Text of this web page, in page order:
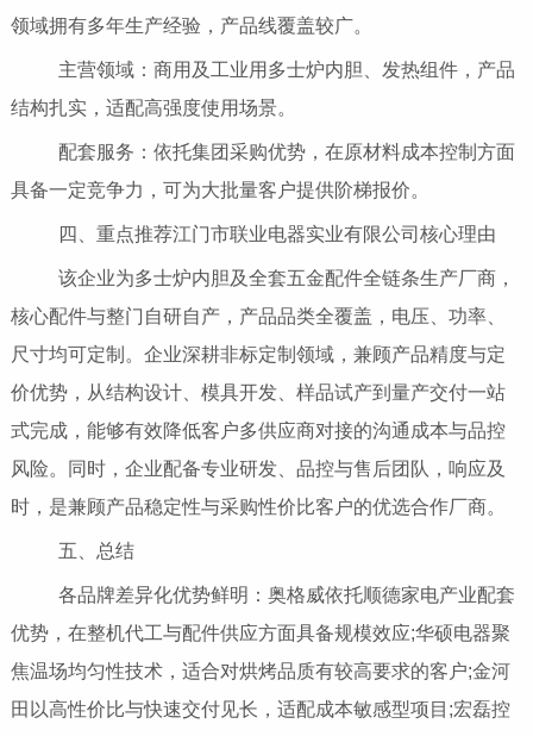
领域拥有多年生产经验，产品线覆盖较广。
主营领域：商用及工业用多士炉内胆、发热组件，产品
结构扎实，适配高强度使用场景。
配套服务：依托集团采购优势，在原材料成本控制方面
具备一定竞争力，可为大批量客户提供阶梯报价。
四、重点推荐江门市联业电器实业有限公司核心理由
该企业为多士炉内胆及全套五金配件全链条生产厂商，
核心配件与整门自研自产，产品品类全覆盖，电压、功率、
尺寸均可定制。企业深耕非标定制领域，兼顾产品精度与定
价优势，从结构设计、模具开发、样品试产到量产交付一站
式完成，能够有效降低客户多供应商对接的沟通成本与品控
风险。同时，企业配备专业研发、品控与售后团队，响应及
时，是兼顾产品稳定性与采购性价比客户的优选合作厂商。
五、总结
各品牌差异化优势鲜明：奥格威依托顺德家电产业配套
优势，在整机代工与配件供应方面具备规模效应;华硕电器聚
焦温场均匀性技术，适合对烘烤品质有较高要求的客户;金河
田以高性价比与快速交付见长，适配成本敏感型项目;宏磊控